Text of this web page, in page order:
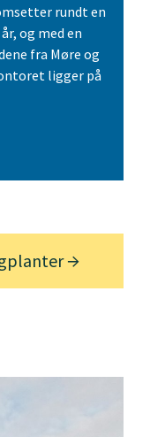
rundt en
og med en
fra Møre og
ligger på